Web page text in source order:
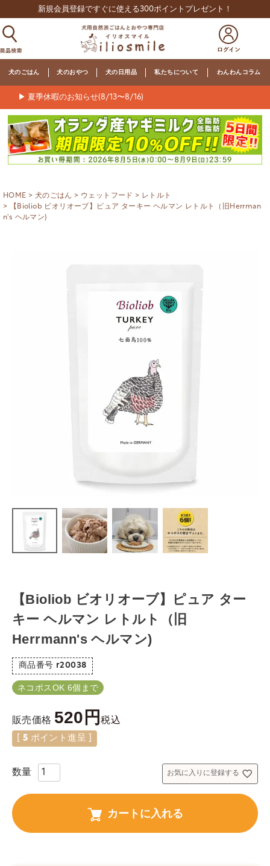
新規会員登録ですぐに使える300ポイントプレゼント！
犬のごはん 犬のおやつ 犬の日用品 私たちについて わんわんコラム
▶ 夏季休暇のお知らせ(8/13〜8/16)
HOME 犬のごはん ウェットフード
レトルト
【Bioliob ビオリオーブ】ピュア ターキー ヘルマン レトルト（旧Herrman
n's ヘルマン)
【Bioliob ビオリオーブ】ピュア ター
キー ヘルマン レトルト（旧
Herrmann's ヘルマン)
商品番号 r20038
ネコポスOK 6個まで
販売価格 520 税込
5 ポイント進呈 ]
お気に入りに登録する
カートに入れる